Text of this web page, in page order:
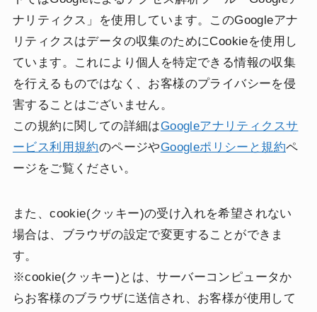
ナリティクス」を使用しています。このGoogleアナ
リティクスはデータの収集のためにCookieを使用し
ています。これにより個人を特定できる情報の収集
を行えるものではなく、お客様のプライバシーを侵
害することはございません。
この規約に関しての詳細はGoogleアナリティクスサ
ービス利用規約のページやGoogleポリシーと規約ペ
ージをご覧ください。
また、cookie(クッキー)の受け入れを希望されない
場合は、ブラウザの設定で変更することができま
す。
※cookie(クッキー)とは、サーバーコンピュータか
らお客様のブラウザに送信され、お客様が使用して